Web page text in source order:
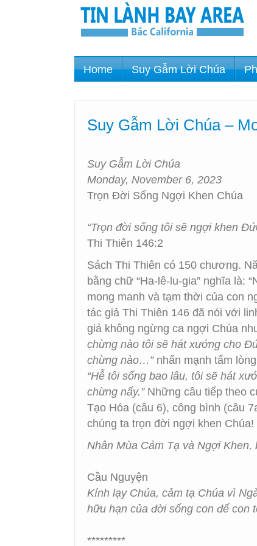
Home Suy Gẫm Lời Chúa
Suy Gẫm Lời Chúa –
Suy Gẫm Lời Chúa
Monday, November 6, 2023
Trọn Đời Sống Ngợi Khen Chúa
“Trọn đời sống tôi sẽ ngợi khen
Thi Thiên 146:2
Sách Thi Thiên có 150 chương.
bằng chữ “Ha-lê-lu-gia” nghĩa là:
mong manh và tạm thời của con
tác giả Thi Thiên 146 đã nói với
giả không ngừng ca ngợi Chúa
chừng nào tôi sẽ hát xướng cho
chừng nào…”nhấn mạnh tấm
“Hễ tôi sống bao lâu, tôi sẽ hát
chừng nấy.” Những câu tiếp theo
Tạo Hóa (câu 6), công bình (câu
chúng ta trọn đời ngợi khen Chúa!
Nhân Mùa Cảm Tạ và Ngợi
Cầu Nguyện
Kính lạy Chúa, cảm tạ Chúa vì
hữu hạn của đời sống con để con
*********